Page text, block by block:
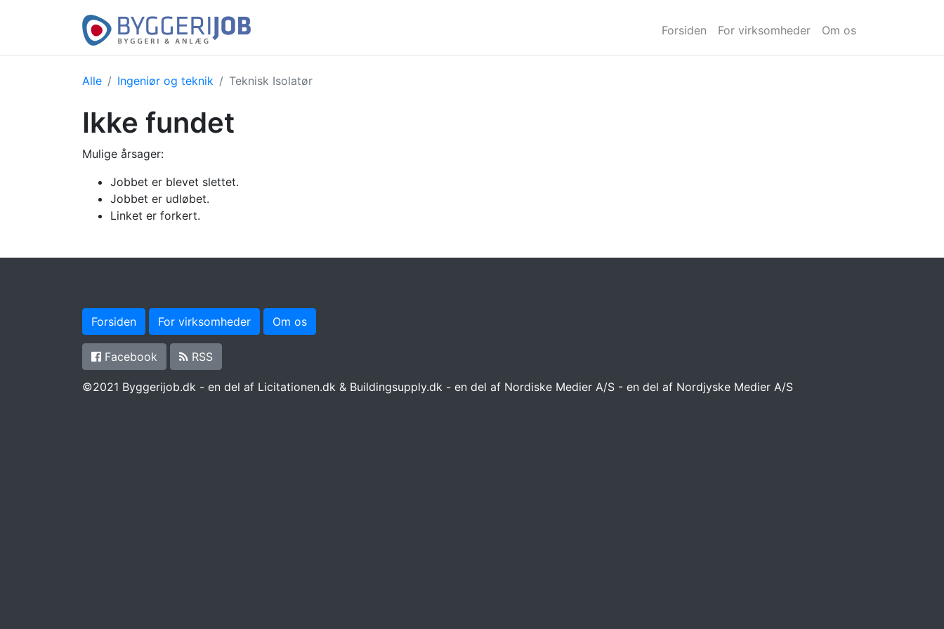
Forsiden For virksomheder Om os
Alle Ingeniør og teknik Teknisk Isolatør
Ikke fundet
Mulige årsager:
Jobbet er blevet slettet.
Jobbet er udløbet.
Linket er forkert.
Forsiden For virksomheder Om os
Facebook RSS
©2021 Byggerijob.dk - en del af Licitationen.dk & Buildingsupply.dk - en del af Nordiske Medier A/S - en del af Nordjyske Medier A/S